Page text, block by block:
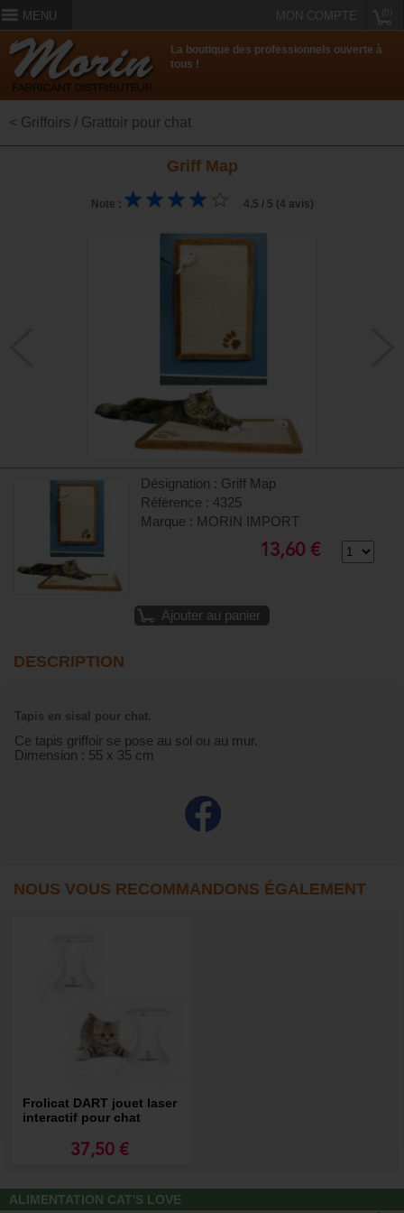
MENU MON COMPTE
La boutique des professionnels ouverte à
tous !
< Griffoirs / Grattoir pour chat
Griff Map
Note : 4.5 / 5 (4 avis)
Désignation : Griff Map
Référence : 4325
Marque : MORIN IMPORT
13,60 €
Ajouter au panier
DESCRIPTION
Tapis en sisal pour chat.
Ce tapis griffoir se pose au sol ou au mur.
Dimension : 55 x 35 cm
NOUS VOUS RECOMMANDONS ÉGALEMENT
Frolicat DART jouet laser
interactif pour chat
37,50 €
ALIMENTATION CAT'S LOVE